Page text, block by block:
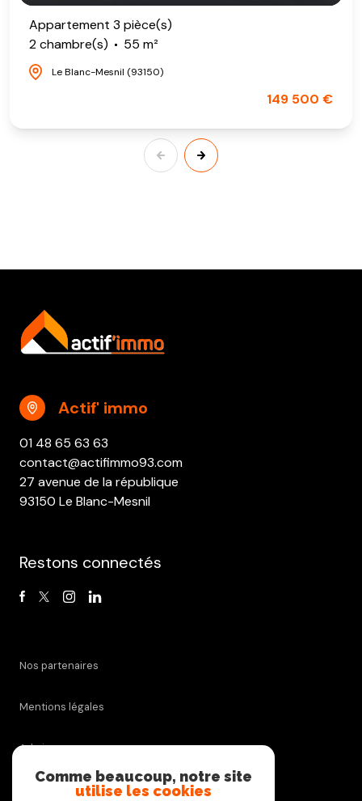
Appartement 3 pièce(s)
2 chambre(s)
55 m²
Le Blanc-Mesnil (93150)
149 500 €
Actif' immo
01 48 65 63 63
contact@actifimmo93.com
27 avenue de la république
93150 Le Blanc-Mesnil
Restons connectés
Nos partenaires
Mentions légales
Admin
Nos honoraires
Comme beaucoup, notre site
utilise les cookies